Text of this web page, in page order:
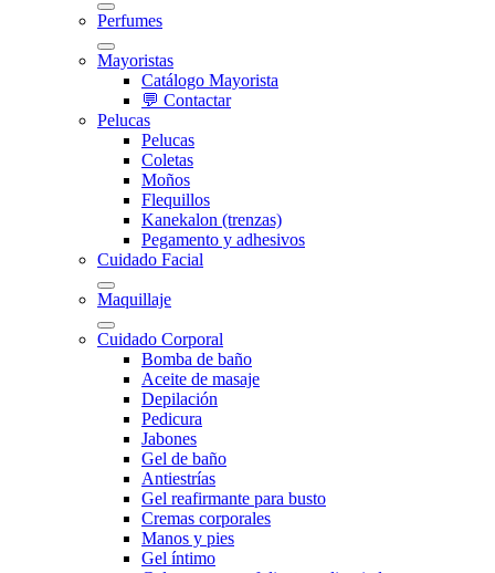
Perfumes
Mayoristas
Catálogo Mayorista
💬 Contactar
Pelucas
Pelucas
Coletas
Moños
Flequillos
Kanekalon (trenzas)
Pegamento y adhesivos
Cuidado Facial
Maquillaje
Cuidado Corporal
Bomba de baño
Aceite de masaje
Depilación
Pedicura
Jabones
Gel de baño
Antiestrías
Gel reafirmante para busto
Cremas corporales
Manos y pies
Gel íntimo